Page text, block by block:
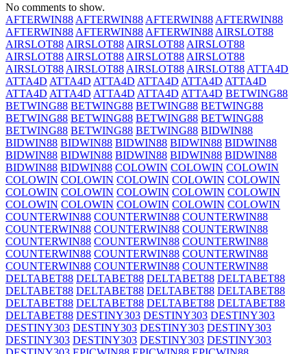
No comments to show.
AFTERWIN88 AFTERWIN88 AFTERWIN88 AFTERWIN88
AFTERWIN88 AFTERWIN88 AFTERWIN88 AIRSLOT88
AIRSLOT88 AIRSLOT88 AIRSLOT88 AIRSLOT88
AIRSLOT88 AIRSLOT88 AIRSLOT88 AIRSLOT88
AIRSLOT88 AIRSLOT88 AIRSLOT88 AIRSLOT88 ATTA4D
ATTA4D ATTA4D ATTA4D ATTA4D ATTA4D ATTA4D
ATTA4D ATTA4D ATTA4D ATTA4D ATTA4D BETWING88
BETWING88 BETWING88 BETWING88 BETWING88
BETWING88 BETWING88 BETWING88 BETWING88
BETWING88 BETWING88 BETWING88 BIDWIN88
BIDWIN88 BIDWIN88 BIDWIN88 BIDWIN88 BIDWIN88
BIDWIN88 BIDWIN88 BIDWIN88 BIDWIN88 BIDWIN88
BIDWIN88 BIDWIN88 COLOWIN COLOWIN COLOWIN
COLOWIN COLOWIN COLOWIN COLOWIN COLOWIN
COLOWIN COLOWIN COLOWIN COLOWIN COLOWIN
COLOWIN COLOWIN COLOWIN COLOWIN COLOWIN
COUNTERWIN88 COUNTERWIN88 COUNTERWIN88
COUNTERWIN88 COUNTERWIN88 COUNTERWIN88
COUNTERWIN88 COUNTERWIN88 COUNTERWIN88
COUNTERWIN88 COUNTERWIN88 COUNTERWIN88
COUNTERWIN88 COUNTERWIN88 COUNTERWIN88
DELTABET88 DELTABET88 DELTABET88 DELTABET88
DELTABET88 DELTABET88 DELTABET88 DELTABET88
DELTABET88 DELTABET88 DELTABET88 DELTABET88
DELTABET88 DESTINY303 DESTINY303 DESTINY303
DESTINY303 DESTINY303 DESTINY303 DESTINY303
DESTINY303 DESTINY303 DESTINY303 DESTINY303